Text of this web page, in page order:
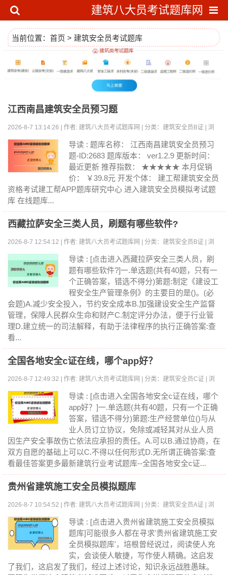
建筑八大员考试题库网
当前位置： 首页 > 建筑安全员考试题库
江西南昌建筑安全员预习题
2026-8-7 13:14:26 | 作者: 建筑八大员考试题库网 | 分类：建筑安全员B证 | 浏
览:0
导读 : 题库名称： 江西南昌建筑安全员预习
题-ID:2683 题库版本： ver1.2.9 更新时间：
最近更新 推荐指数： ★★★★★ 本月促销
价： ￥39.8元 开发个体： 建工帮建筑安全员
资格考试建工帮APP题库研究中心 进入建筑安全员模拟考试题
库 在线题库...
西藏拉萨安全三类人员，刷题有哪些软件?
2026-8-7 12:54:12 | 作者: 建筑八大员考试题库网 | 分类：建筑安全员B证 | 浏
导读 : [点击进入西藏拉萨安全三类人员，刷
题有哪些软件?]一.单选题(共有40题，只有一
个正确答案，错选不得分)第题:制定《建设工
程安全生产管理条例》的主要目的是()。(必
会题)A.减少安全投入，节约安全成本B.加强建设安全生产监督
管理，保障人民群众生命和财产C.制定评分办法，便于行业管
理D.建立统一的司法解释，有助于法律程序的执行正确答案:查
看...
全国各地安全c证在线，哪个app好？
2026-8-7 12:49:32 | 作者: 建筑八大员考试题库网 | 分类：建筑安全员C证 | 浏
览:0
导读 : [点击进入全国各地安全c证在线，哪个
app好？]一.单选题(共有40题，只有一个正确
答案，错选不得分)第题:生产经营单位()与从
业人员订立协议，免除或减轻其对从业人员
因生产安全事故伤亡依法应承担的责任。A.可以B.通过协商，在
双方自愿的基础上可以C.不得以任何形式D.无所谓正确答案:查
看最佳答案更多最新建筑行业考试题库--全国各地安全c证...
贵州省建筑施工安全员模拟题库
2026-8-7 10:54:52 | 作者: 建筑八大员考试题库网 | 分类：建筑安全员A证 | 浏
览:0
导读 : [点击进入贵州省建筑施工安全员模拟
题库]可能很多人都在寻求'贵州省建筑施工安
全员模拟题库'，培根曾经说过，阅读使人充
实，会谈使人敏捷，写作使人精确。这启发
了我们，这启发了我们，经过上述讨论，知识永远战胜愚昧。